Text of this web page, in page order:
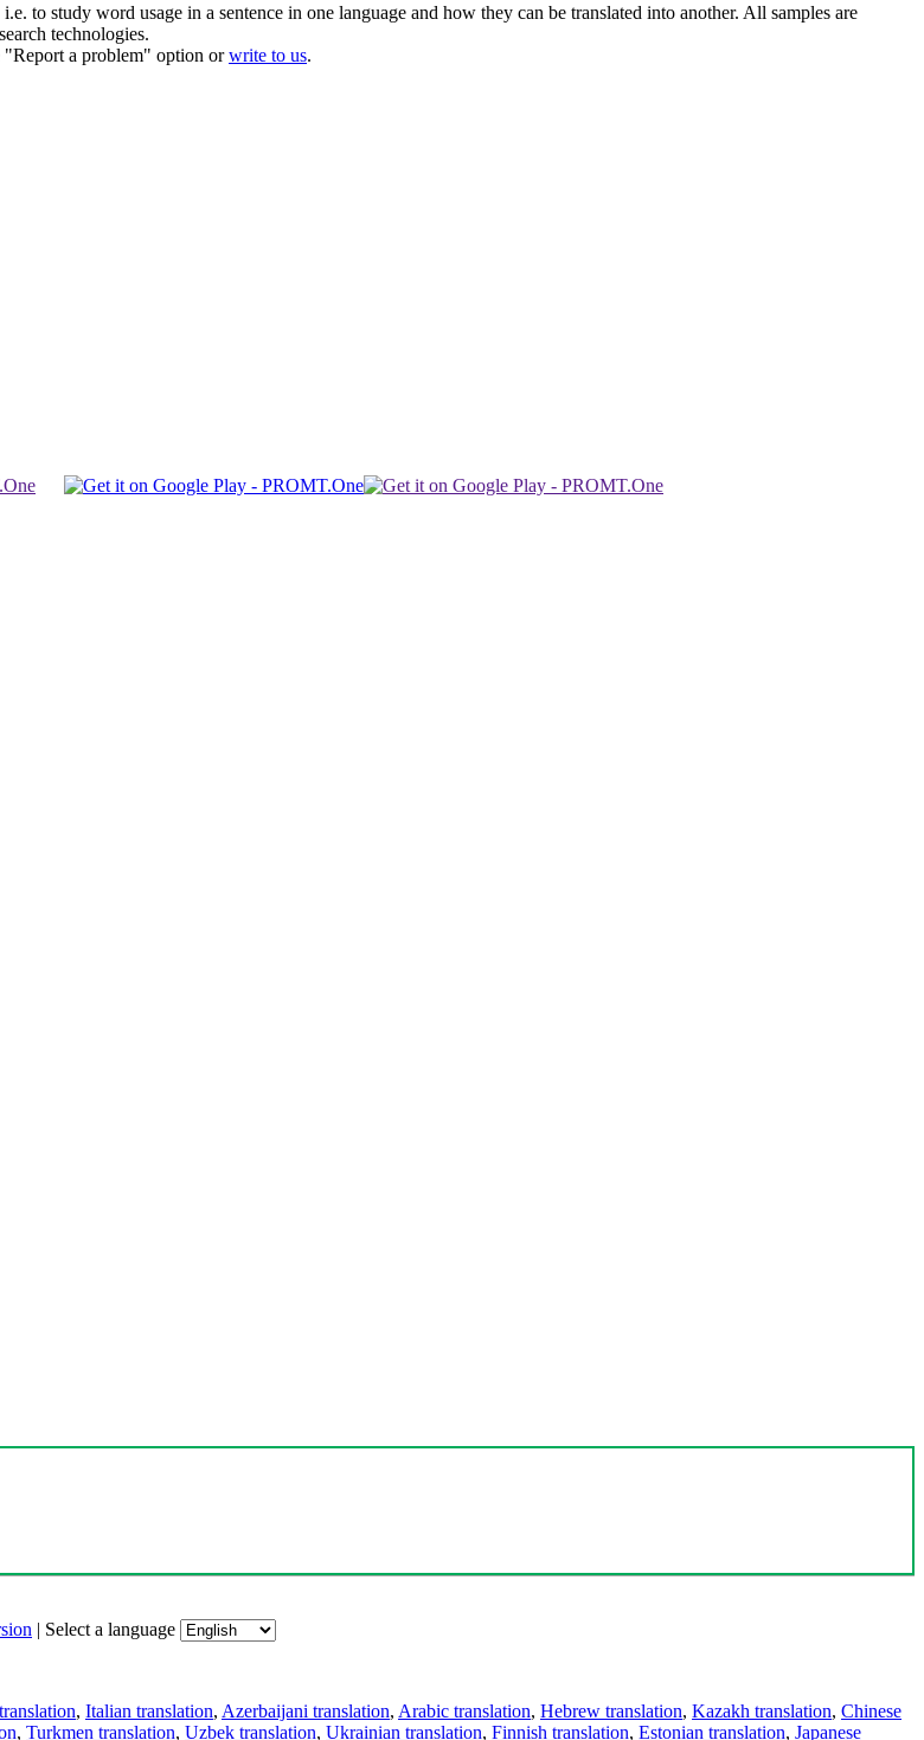
to study word usage in a sentence in one language and how they can be translated into another. All samples are
technologies.
"Report a problem" option orwrite to us.
| Select a language
, Italian translation, Azerbaijani translation, Arabic translation, Hebrew translation, Kazakh translation, Chinese
, Turkmen translation, Uzbek translation, Ukrainian translation, Finnish translation, Estonian translation, Japanese